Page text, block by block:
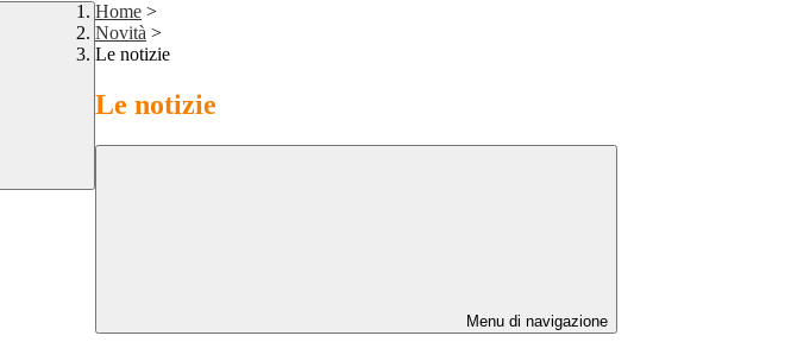
Home >
Novità >
Le notizie
Le notizie
Menu di navigazione